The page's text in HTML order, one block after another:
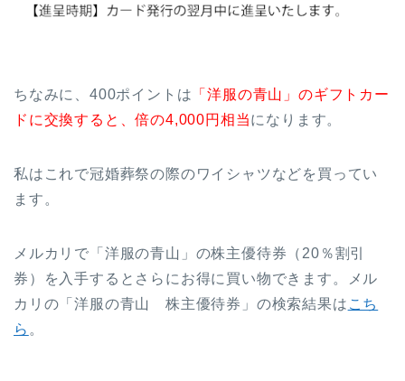
ちなみに、400ポイントは 「洋服の青山」のギフトカー
ドに交換すると、倍の4,000円相当になります。
私はこれで冠婚葬祭の際のワイシャツなどを買ってい
ます。
メルカリで「洋服の青山」の株主優待券（20％割引
券）を入手するとさらにお得に買い物できます。メル
カリの「洋服の青山 株主優待券」の検索結果は こち
ら 。